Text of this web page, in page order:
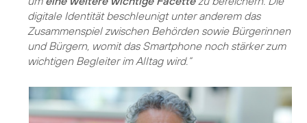
digitale Identität beschleunigt unter anderem das
Zusammenspiel zwischen Behörden sowie Bürgerinnen
und Bürgern, womit das Smartphone noch stärker zum
wichtigen Begleiter im Alltag wird.“